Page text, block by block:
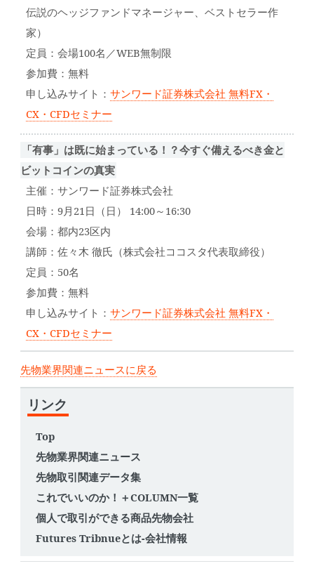
伝説のヘッジファンドマネージャー、ベストセラー作
家）
定員：会場100名／WEB無制限
参加費：無料
申し込みサイト： サンワード証券株式会社 無料FX・
CX・CFDセミナー
「有事」は既に始まっている！？今すぐ備えるべき金と
ビットコインの真実
主催：サンワード証券株式会社
日時：9月21日（日） 14:00～16:30
会場：都内23区内
講師：佐々木 徹氏（株式会社ココスタ代表取締役）
定員：50名
参加費：無料
申し込みサイト： サンワード証券株式会社 無料FX・
CX・CFDセミナー
先物業界関連ニュースに戻る
リンク
Top
先物業界関連ニュース
先物取引関連データ集
これでいいのか！＋COLUMN一覧
個人で取引ができる商品先物会社
Futures Tribnueとは-会社情報